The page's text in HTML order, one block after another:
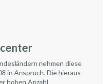
nehmen diese
in Anspruch. Die hieraus
hohen Anzahl